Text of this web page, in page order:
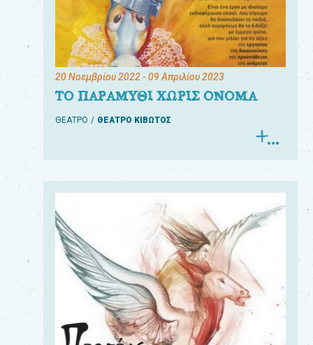
20 Νοεμβρίου 2022- 09 Απριλίου 2023
ΤΟ ΠΑΡΑΜΥΘΙ ΧΩΡΙΣ ΟΝΟΜΑ
ΘΕΑΤΡΟ ΘΕΑΤΡΟ ΚΙΒΩΤΟΣ